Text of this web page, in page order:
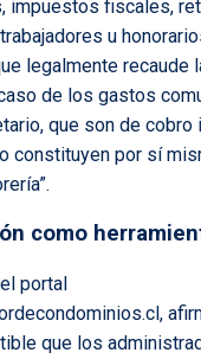
impuestos fiscales,
u
legalmente recaude
de los gastos
que son de cobro
constituyen por sí
como
portal
que los